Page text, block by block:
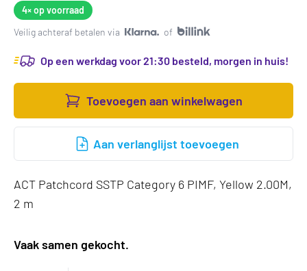
4×op voorraad
Veilig achteraf betalen via
of
Op een werkdag voor 21:30 besteld, morgen in huis!
Toevoegen aan winkelwagen
Aan verlanglijst toevoegen
ACT Patchcord SSTP Category 6 PIMF, Yellow 2.00M,
2 m
Vaak samen gekocht.